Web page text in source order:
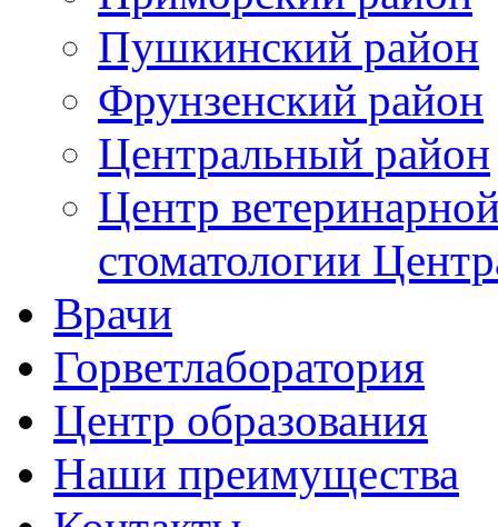
Пушкинский район
Фрунзенский район
Цeнтральный район
Центр
стоматологии
Врачи
Горветлаборатория
Центр образования
Наши преимущества